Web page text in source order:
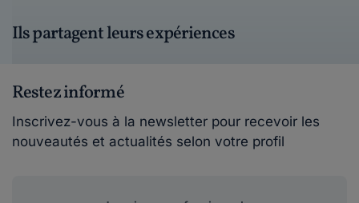
Ils partagent leurs expériences
Restez informé
Inscrivez-vous à la newsletter pour recevoir les
nouveautés et actualités selon votre profil